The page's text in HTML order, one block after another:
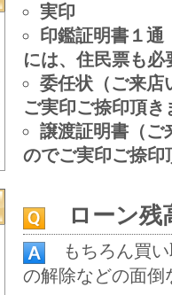
実印
印鑑証明書１
には、住民票も
委任状（ご来店
ご実印ご捺印頂き
譲渡証明書（ご
のでご実印ご捺印
ローン残
もちろん買い
の解除などの面倒